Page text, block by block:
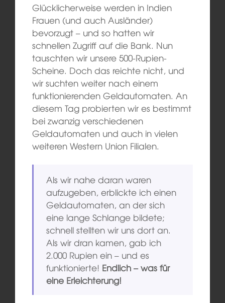
Glücklicherweise werden in Indien
Frauen (und auch Ausländer)
bevorzugt – und so hatten wir
schnellen Zugriff auf die Bank. Nun
tauschten wir unsere 500-Rupien-
Scheine. Doch das reichte nicht, und
wir suchten weiter nach einem
funktionierenden Geldautomaten. An
diesem Tag probierten wir es bestimmt
bei zwanzig verschiedenen
Geldautomaten und auch in vielen
weiteren Western Union Filialen.
Als wir nahe daran waren
aufzugeben, erblickte ich einen
Geldautomaten, an der sich
eine lange Schlange bildete;
schnell stellten wir uns dort an.
Als wir dran kamen, gab ich
2.000 Rupien ein – und es
funktionierte! Endlich – was für
eine Erleichterung!